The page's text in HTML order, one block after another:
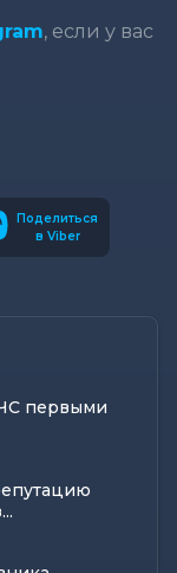
, если у вас
Поделиться
в Viber
первыми